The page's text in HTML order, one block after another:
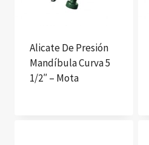
Alicate De Presión
Mandíbula Curva 5
1/2″ – Mota